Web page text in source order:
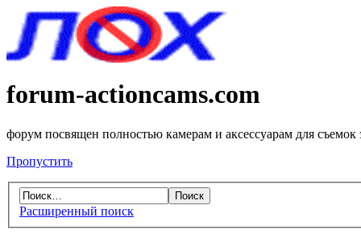
forum-actioncams.com
форум посвящен полностью камерам и аксессуарам для съемок
Пропустить
Расширенный поиск